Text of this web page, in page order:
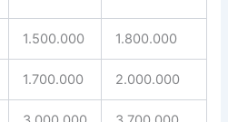
1.500.000 1.800.000
1.700.000 2.000.000